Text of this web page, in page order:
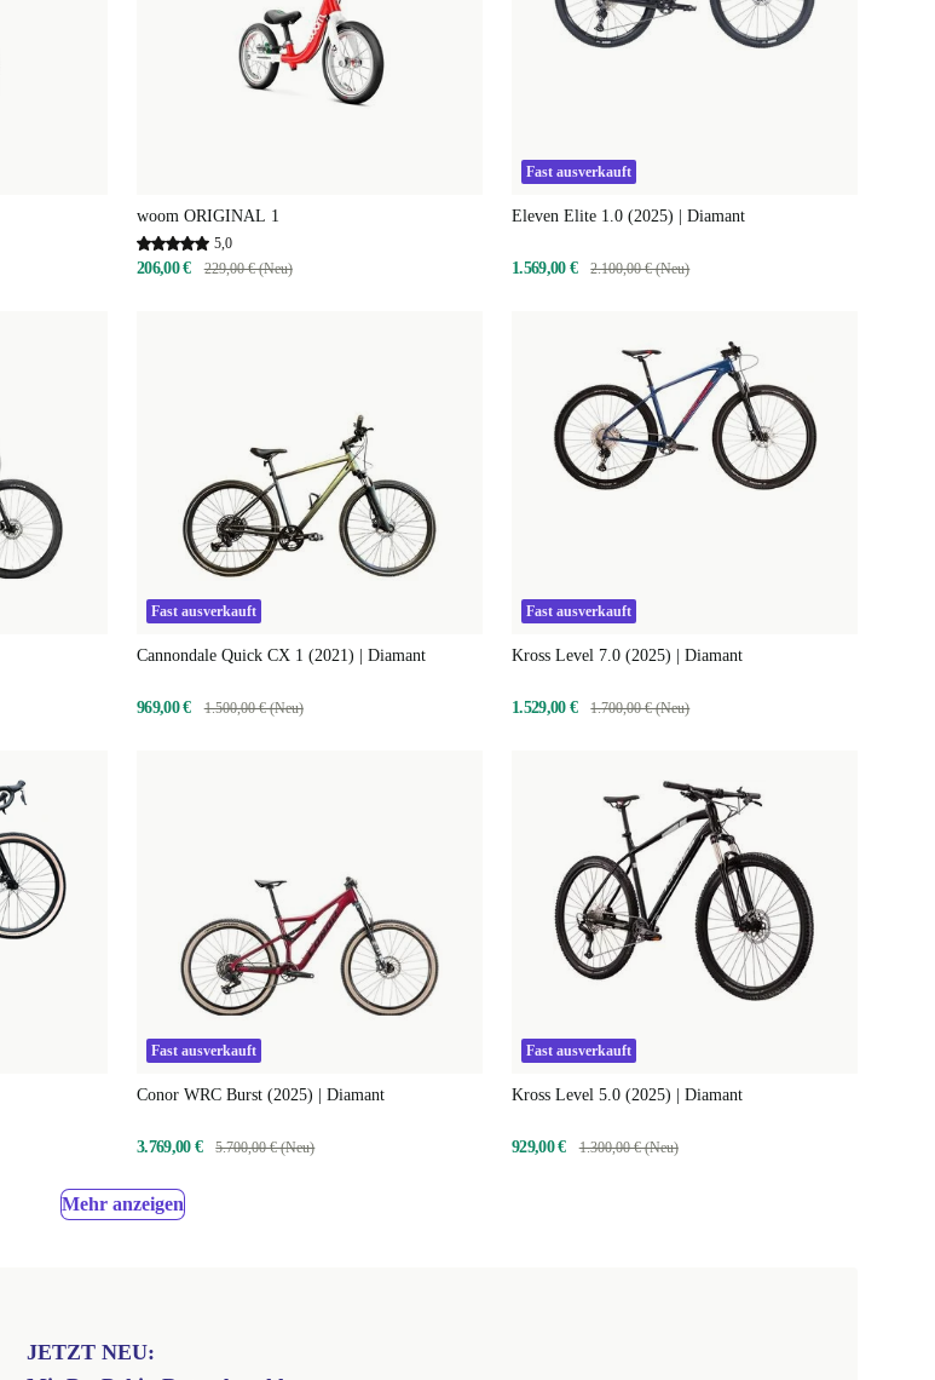
woom ORIGINAL 1
5,0
206,00 € 229,00 € (Neu)
Fast ausverkauft
Eleven Elite 1.0 (2025) | Diamant
1.569,00 € 2.100,00 € (Neu)
Fast ausverkauft
Cannondale Quick CX 1 (2021) | Diamant
969,00 € 1.500,00 € (Neu)
Fast ausverkauft
Kross Level 7.0 (2025) | Diamant
1.529,00 € 1.700,00 € (Neu)
Fast ausverkauft
Conor WRC Burst (2025) | Diamant
3.769,00 € 5.700,00 € (Neu)
Fast ausverkauft
Kross Level 5.0 (2025) | Diamant
929,00 € 1.300,00 € (Neu)
Mehr anzeigen
JETZT NEU: